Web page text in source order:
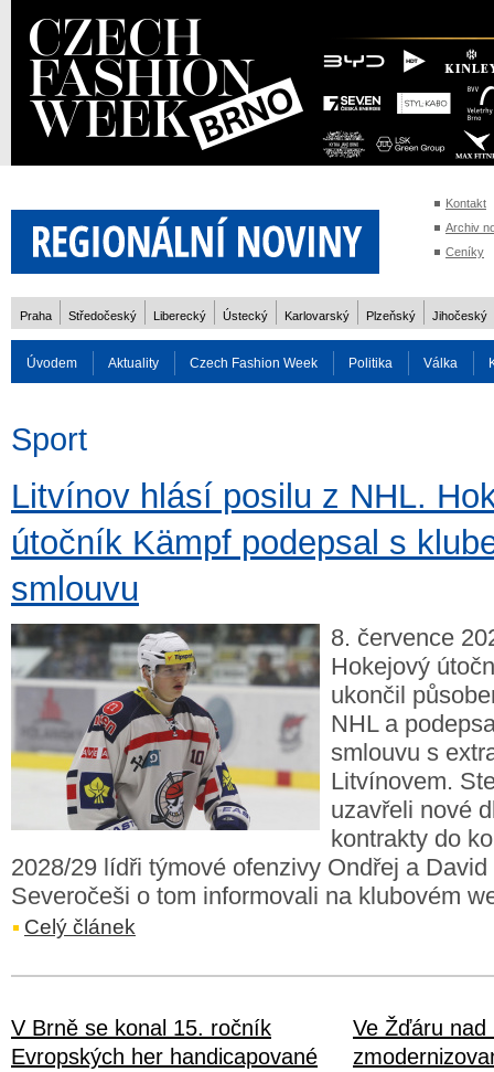
Kontakt
Archiv
Ceníky
Praha Středočeský Liberecký Ústecký Karlovarský Plzeňský Jihočeský
Úvodem Aktuality Czech Fashion Week Politika Válka
Rozhovory
Sport
Litvínov hlásí posilu z NHL.
útočník Kämpf podepsal s
smlouvu
8. července
Hokejový
ukončil
NHL a
smlouvu s
Litvínovem.
uzavřeli nové
kontrakty do
2028/29 lídři týmové ofenzivy Ondřej a
Severočeši o tom informovali na klubovém
Celý článek
V Brně se konal 15. ročník
Evropských her handicapované
Ve Žďáru nad